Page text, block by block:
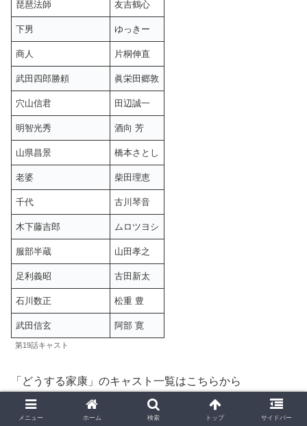
琵琶法師 友吉鶴心
下男 ゆっきー
商人 片桐伸直
武田四郎勝頼 眞栄田郷敦
穴山信君 田辺誠一
明智光秀 酒向 芳
山県昌景 橋本さとし
老婆 柴田理恵
千代 古川琴音
木下藤吉郎 ムロツヨシ
服部半蔵 山田孝之
足利義昭 古田新太
石川数正 松重 豊
武田信玄 阿部 寛
第19話キャスト
「どうする家康」のキャスト一覧はこちらから
メニュー ホーム 検索 トップ サイドバー